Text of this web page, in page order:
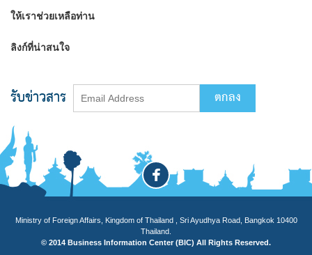
ให้เราช่วยเหลือท่าน
ลิงก์ที่น่าสนใจ
รับข่าวสาร
Ministry of Foreign Affairs, Kingdom of Thailand , Sri Ayudhya Road, Bangkok 10400
Thailand.
© 2014 Business Information Center (BIC) All Rights Reserved.